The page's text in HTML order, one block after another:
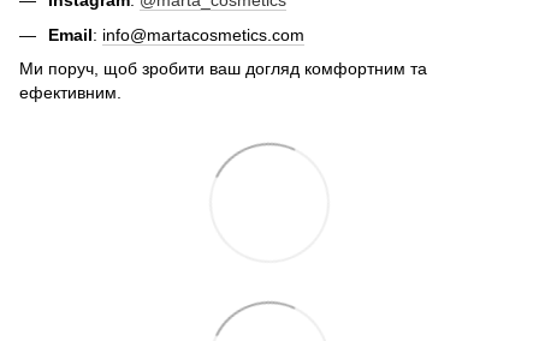
Email: info@martacosmetics.com
Ми поруч, щоб зробити ваш догляд комфортним та
ефективним.